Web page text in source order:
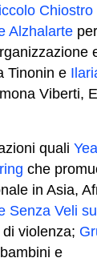
Chiostro
Alzhalarte
Tinonin e
Viberti,
quali
che
in Asia,
Senza Veli
di violenza;
e